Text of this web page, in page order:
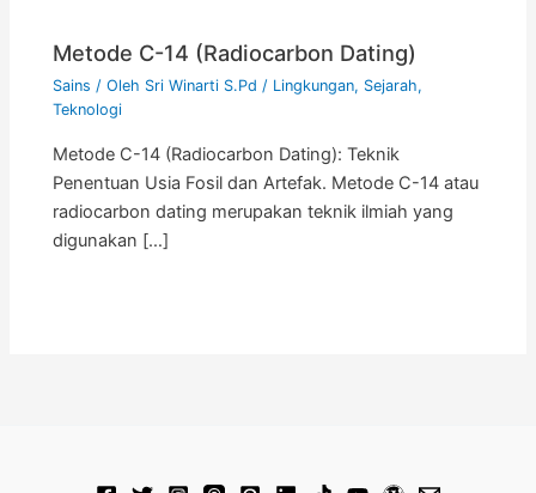
Metode C-14 (Radiocarbon Dating)
Sains / Oleh Sri Winarti S.Pd / Lingkungan, Sejarah,
Teknologi
Metode C-14 (Radiocarbon Dating): Teknik
Penentuan Usia Fosil dan Artefak. Metode C-14 atau
radiocarbon dating merupakan teknik ilmiah yang
digunakan […]